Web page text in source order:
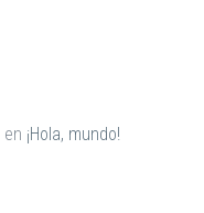
en ¡Hola, mundo!